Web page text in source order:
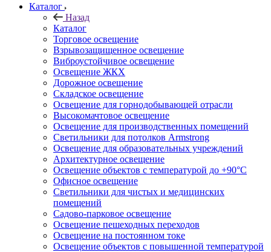
Каталог
Назад
Каталог
Торговое освещение
Взрывозащищенное освещение
Виброустойчивое освещение
Освещение ЖКХ
Дорожное освещение
Складское освещение
Освещение для горнодобывающей отрасли
Высокомачтовое освещение
Освещение для производственных помещений
Светильники для потолков Armstrong
Освещение для образовательных учреждений
Архитектурное освещение
Освещение объектов с температурой до +90°С
Офисное освещение
Светильники для чистых и медицинских
помещений
Садово-парковое освещение
Освещение пешеходных переходов
Освещение на постоянном токе
Освещение объектов с повышенной температурой